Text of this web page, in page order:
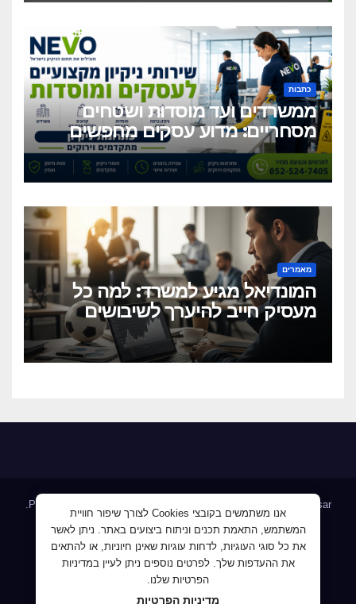
כתבות
ממשרדים ועד מוסדות ושטחים
מסחריים: מדוע עסקים מחפשים
כיום שירותי ניקיון מקצועיים
וגמישים?
מאמרים
המונדיאל מגיע למשרד: למה כל
מעסיק חייב להיערך לשיבושים
הקרובים
Proudly powered by WordPress Themeansar
HomeAllJobs – אלפי מעסיקים ומועמדים Blog
JobMaster דרושים ומחפשי עבודה Jobnet אתר מודעות הדרושים
אודותג'וב קרוב – לעבוד קרוב לבית
אנו משתמשים בקובצי Cookies לצורך שיפור חוויית
המשתמש, התאמת תכנים וניתוח ביצועים באתר. ניתן לאשר
את כל סוגי העוגיות, לדחות עוגיות שאינן חיוניות, או להתאים
את ההעדפות שלך. לפרטים נוספים ניתן לעיין במדיניות
הפרטיות שלנו.
מדיניות הפרטיות